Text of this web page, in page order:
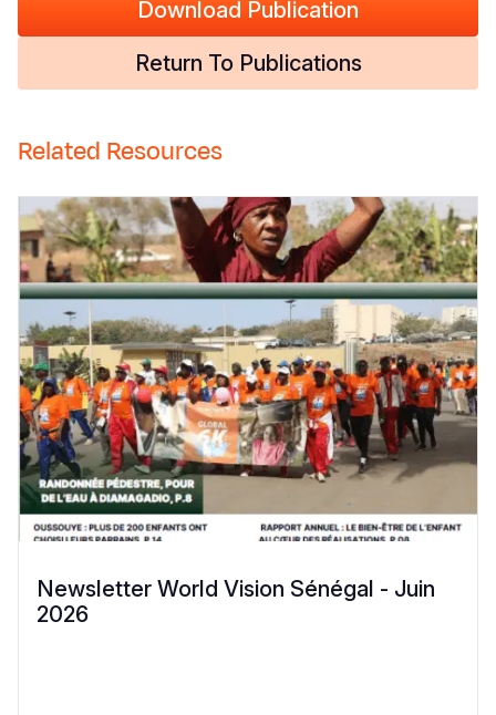
Download Publication
Return To Publications
Related Resources
Newsletter World Vision Sénégal - Juin
2026